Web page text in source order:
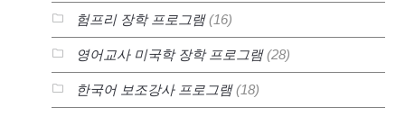
험프리 장학 프로그램(16)
영어교사 미국학 장학 프로그램(28)
한국어 보조강사 프로그램(18)